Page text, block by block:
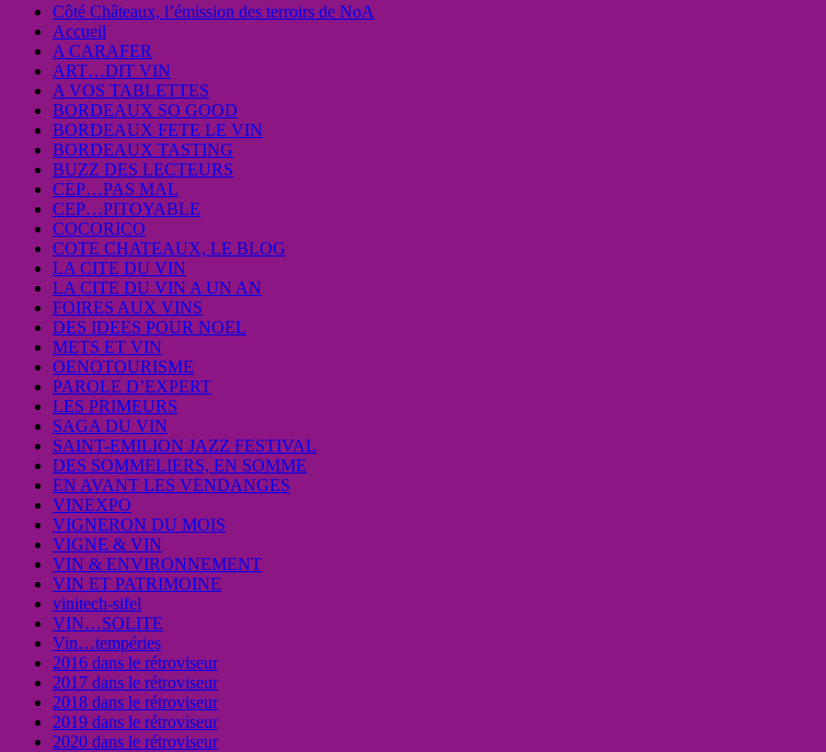
Côté Châteaux, l’émission des terroirs de NoA
Accueil
A CARAFER
ART…DIT VIN
A VOS TABLETTES
BORDEAUX SO GOOD
BORDEAUX FETE LE VIN
BORDEAUX TASTING
BUZZ DES LECTEURS
CEP…PAS MAL
CEP…PITOYABLE
COCORICO
COTE CHATEAUX, LE BLOG
LA CITE DU VIN
LA CITE DU VIN A UN AN
FOIRES AUX VINS
DES IDEES POUR NOEL
METS ET VIN
OENOTOURISME
PAROLE D’EXPERT
LES PRIMEURS
SAGA DU VIN
SAINT-EMILION JAZZ FESTIVAL
DES SOMMELIERS, EN SOMME
EN AVANT LES VENDANGES
VINEXPO
VIGNERON DU MOIS
VIGNE & VIN
VIN & ENVIRONNEMENT
VIN ET PATRIMOINE
vinitech-sifel
VIN…SOLITE
Vin…tempéries
2016 dans le rétroviseur
2017 dans le rétroviseur
2018 dans le rétroviseur
2019 dans le rétroviseur
2020 dans le rétroviseur